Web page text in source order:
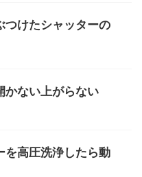
けたシャッターの
かない上がらない
を高圧洗浄したら動